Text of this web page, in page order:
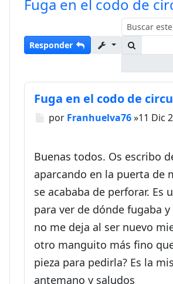
Fuga en el codo de
Responder
Fuga en el codo de
Mensaje
por Franhuelva76»11 Dic
Buenas todos. Os escribo
aparcando en la puerta de
se acababa de perforar. Es
para ver de dónde fugaba
no me deja al ser nuevo
otro manguito más fino
pieza para pedirla? Es la
antemano y saludos